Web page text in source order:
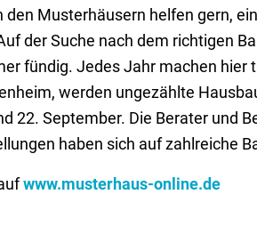
Musterhäusern helfen gern,
der Suche nach dem richtigen
fündig. Jedes Jahr machen hier
werden ungezählte
22. September. Die Berater und
haben sich auf zahlreiche
www.musterhaus-online.de